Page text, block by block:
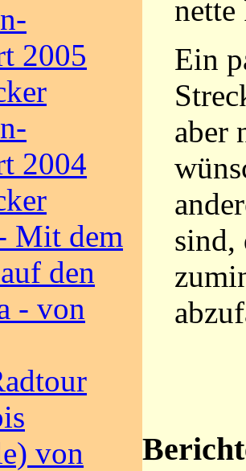
2005
2004
Mit dem
den
- von
von
nette
Ein
aber
sind,